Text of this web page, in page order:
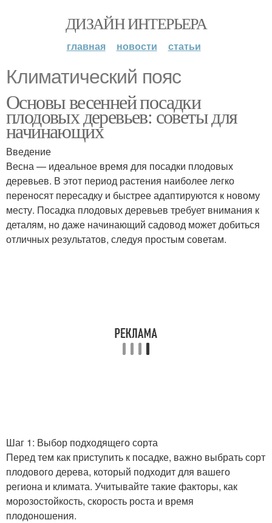
ДИЗАЙН ИНТЕРЬЕРА
главная новости статьи
Климатический пояс
Основы весенней посадки
плодовых деревьев: советы для
начинающих
Введение
Весна — идеальное время для посадки плодовых
деревьев. В этот период растения наиболее легко
переносят пересадку и быстрее адаптируются к новому
месту. Посадка плодовых деревьев требует внимания к
деталям, но даже начинающий садовод может добиться
отличных результатов, следуя простым советам.
Шаг 1: Выбор подходящего сорта
Перед тем как приступить к посадке, важно выбрать сорт
плодового дерева, который подходит для вашего
региона и климата. Учитывайте такие факторы, как
морозостойкость, скорость роста и время
плодоношения.